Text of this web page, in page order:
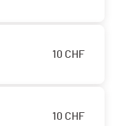
10 CHF
10 CHF